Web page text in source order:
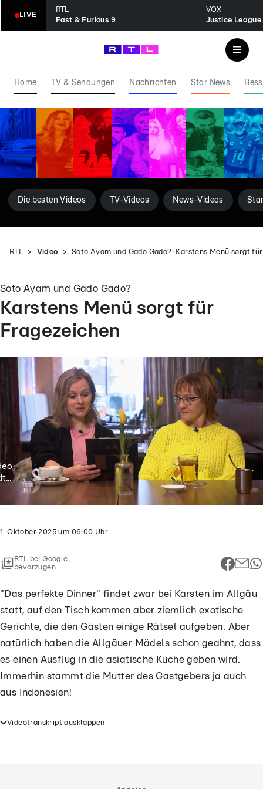
LIVE
RTL
Fast & Furious 9
VOX
Justice League
Home TV & Sendungen Nachrichten Star News
Die besten Videos TV-Videos News-Videos
RTL Video Soto Ayam und Gado Gado?: Karstens Menü sorgt
Soto Ayam und Gado Gado?
Karstens Menü sorgt für
Fragezeichen
1. Oktober 2025 um 06:00 Uhr
RTL bei Google
bevorzugen
"Das perfekte Dinner" findet zwar bei Karsten im Allgäu
statt, auf den Tisch kommen aber ziemlich exotische
Gerichte, die den Gästen einige Rätsel aufgeben. Aber
natürlich haben die Allgäuer Mädels schon geahnt, dass
es einen Ausflug in die asiatische Küche geben wird.
Immerhin stammt die Mutter des Gastgebers ja auch
aus Indonesien!
"Das perfekte Dinner" findet zwar bei Karsten im
Videotranskript ausklappen